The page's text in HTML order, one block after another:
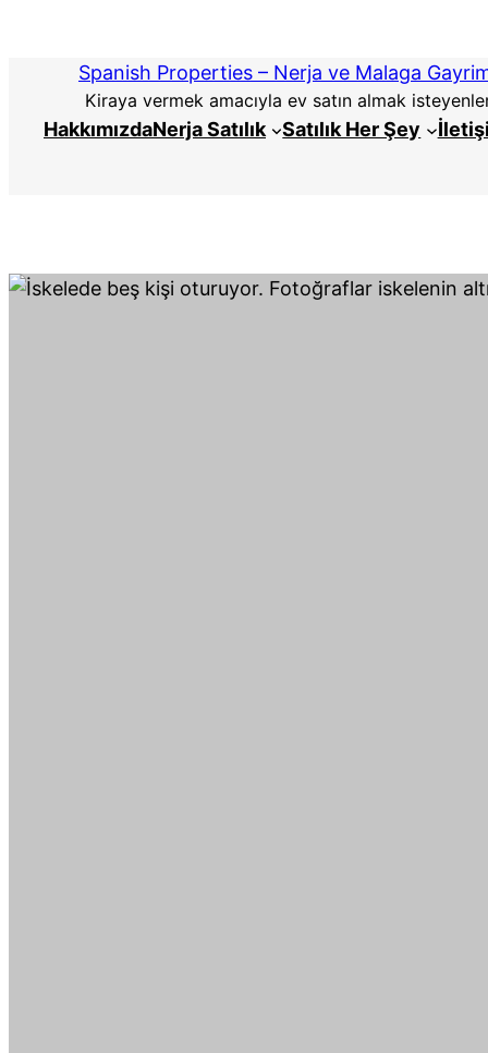
Spanish Properties – Nerja ve Malaga
Kiraya vermek amacıyla ev satın almak
HakkımızdaNerja Satılık Satılık Her Şey